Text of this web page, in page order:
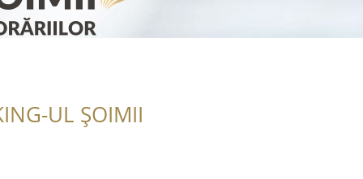
UL ȘOIMII